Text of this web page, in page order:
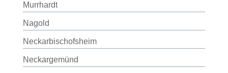
Murrhardt
Nagold
Neckarbischofsheim
Neckargemünd